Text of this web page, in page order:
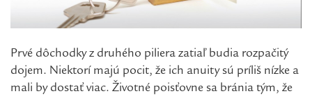
Prvé dôchodky z druhého piliera zatiaľ budia rozpačitý
dojem. Niektorí majú pocit, že ich anuity sú príliš nízke a
mali by dostať viac. Životné poisťovne sa bránia tým, že